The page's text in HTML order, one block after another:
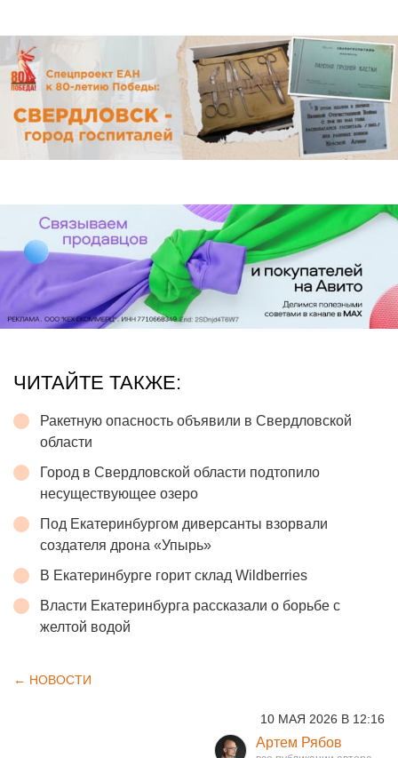
ЧИТАЙТЕ ТАКЖЕ:
Ракетную опасность объявили в Свердловской
области
Город в Свердловской области подтопило
несуществующее озеро
Под Екатеринбургом диверсанты взорвали
создателя дрона «Упырь»
В Екатеринбурге горит склад Wildberries
Власти Екатеринбурга рассказали о борьбе с
желтой водой
← НОВОСТИ
10 МАЯ 2026 В 12:16
Артем Рябов